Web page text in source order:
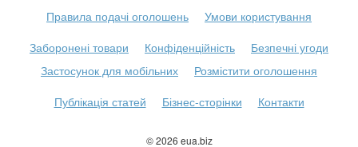
© 2026 eua.biz
Правила подачі оголошень
Умови користування
Заборонені товари
Конфіденційність
Безпечні угоди
Застосунок для мобільних
Розмістити оголошення
Публікація статей
Бізнес-сторінки Контакти